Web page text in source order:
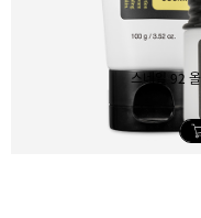
스네일 92